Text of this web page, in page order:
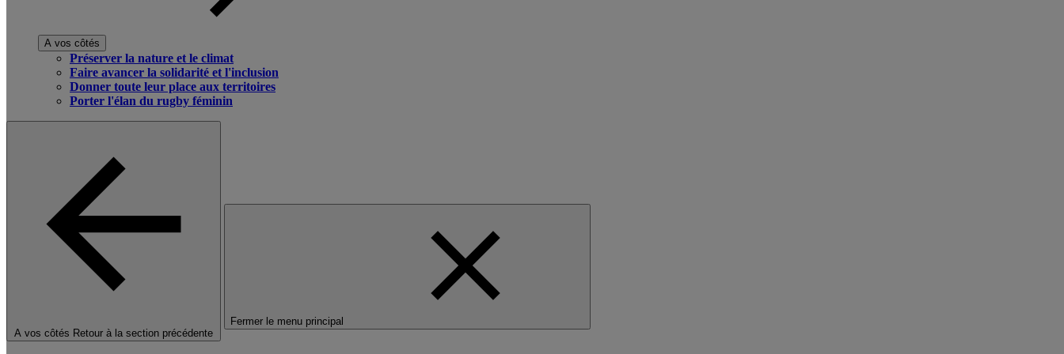
A vos côtés
Préserver la nature et le climat
Faire avancer la solidarité et l'inclusion
Donner toute leur place aux territoires
Porter l'élan du rugby féminin
A vos côtés Retour à la section précédente
Fermer le menu principal